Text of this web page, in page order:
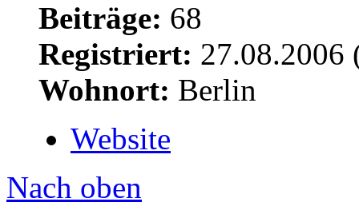
Beiträge: 68
Registriert: 27.08.2006
Wohnort: Berlin
Website
Nach oben